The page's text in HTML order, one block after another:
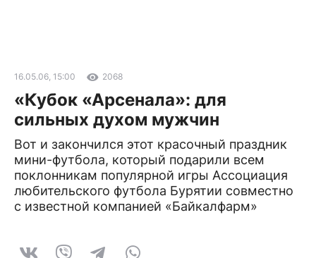
16.05.06, 15:00 2068
«Кубок «Арсенала»: для
сильных духом мужчин
Вот и закончился этот красочный праздник
мини-футбола, который подарили всем
поклонникам популярной игры Ассоциация
любительского футбола Бурятии совместно
с известной компанией «Байкалфарм»